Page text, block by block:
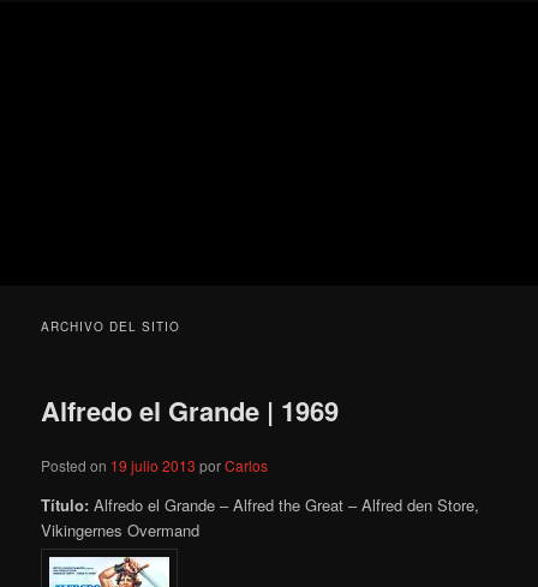
ARCHIVO DEL SITIO
Alfredo el Grande | 1969
Posted on 19 julio 2013 porCarlos
Título:Alfredo el Grande – Alfred the Great – Alfred den Store,
Vikingernes Overmand